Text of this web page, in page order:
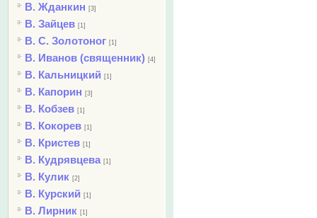
В. Жданкин [3]
В. Зайцев [1]
В. С. Золотоног [1]
В. Иванов (священник) [4]
В. Кальницкий [1]
В. Капорин [3]
В. Кобзев [1]
В. Кокорев [1]
В. Кристев [1]
В. Кудрявцева [1]
В. Кулик [2]
В. Курский [1]
В. Лирник [1]